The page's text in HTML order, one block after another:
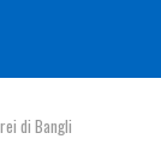
di Bangli